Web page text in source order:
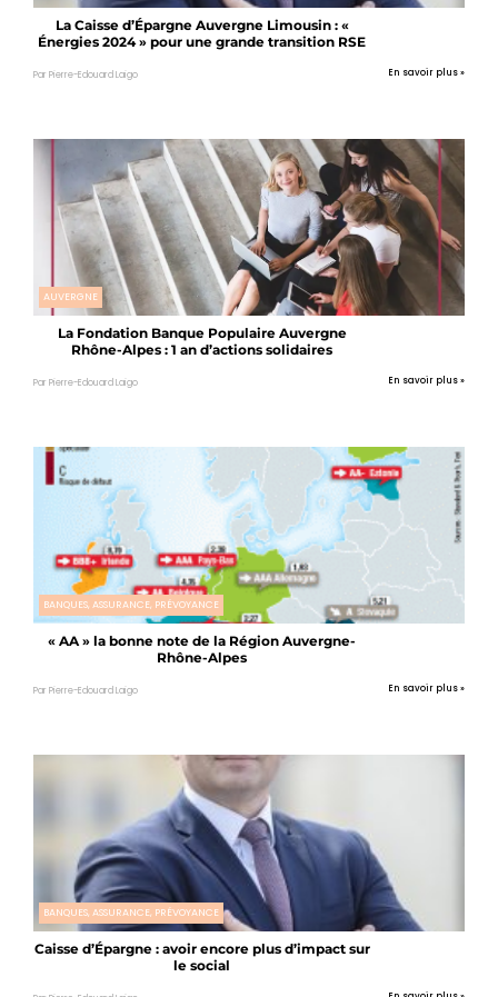
La Caisse d’Épargne Auvergne Limousin : «
Énergies 2024 » pour une grande transition RSE
Par Pierre-Edouard Laigo En savoir plus »
AUVERGNE
La Fondation Banque Populaire Auvergne
Rhône-Alpes : 1 an d’actions solidaires
Par Pierre-Edouard Laigo En savoir plus »
BANQUES, ASSURANCE, PRÉVOYANCE
« AA » la bonne note de la Région Auvergne-
Rhône-Alpes
Par Pierre-Edouard Laigo En savoir plus »
BANQUES, ASSURANCE, PRÉVOYANCE
Caisse d’Épargne : avoir encore plus d’impact sur
le social